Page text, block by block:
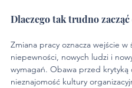
Dlaczego tak trudno
Zmiana pracy oznacza wejście w
niepewności, nowych ludzi i
wymagań. Obawa przed krytyką
nieznajomość kultury